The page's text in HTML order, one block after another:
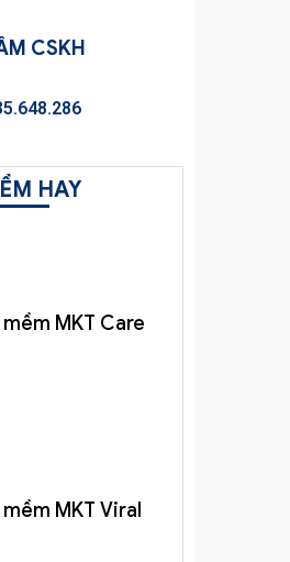
CSKH
HAY
mềm MKT Care
mềm MKT Viral